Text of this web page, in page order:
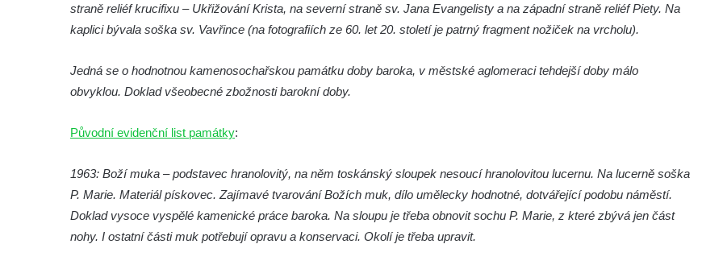
Strupčicích
Sloup Panny Marie u kaple v Brníkově
v Postoloprtech
Postoloprtech
Sloup Panny Marie na jižním okraji Mařenic
Sloup s kaplicí (boží muka) v Jablonném v
Podještědí – Markvarticích u Palmeho
straně reliéf krucifixu – Ukřižování Krista, na severní straně sv. Jana Evangelisty a na západní straně reliéf Piety. Na
kaplici bývala soška sv. Vavřince (na fotografiích ze 60. let 20. století je patrný fragment nožiček na vrcholu).
Jedná se o hodnotnou kamenosochařskou památku doby baroka, v městské aglomeraci tehdejší doby málo
obvyklou. Doklad všeobecné zbožnosti barokní doby.
Původní evidenční list památky:
1963: Boží muka – podstavec hranolovitý, na něm toskánský sloupek nesoucí hranolovitou lucernu. Na lucerně soška
P. Marie. Materiál pískovec. Zajímavé tvarování Božích muk, dílo umělecky hodnotné, dotvářející podobu náměstí.
Doklad vysoce vyspělé kamenické práce baroka. Na sloupu je třeba obnovit sochu P. Marie, z které zbývá jen část
nohy. I ostatní části muk potřebují opravu a konservaci. Okolí je třeba upravit.